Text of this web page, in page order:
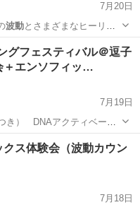
7月20日
波動とさまざまなヒーリン
クリスタルボウル
グフェスティバル＠逗子
＋エンソフィッ…
7月19日
き） DNAアクティベー
の他 フェスティバル
ス体験会（波動カウン
7月18日